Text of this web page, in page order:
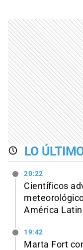
LO
20:22
Científicos
América
19:42
Marta Fort